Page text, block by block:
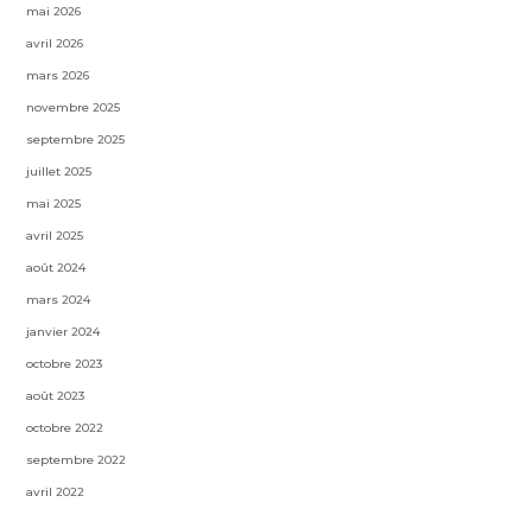
mai 2026
avril 2026
mars 2026
novembre 2025
septembre 2025
juillet 2025
mai 2025
avril 2025
août 2024
mars 2024
janvier 2024
octobre 2023
août 2023
octobre 2022
septembre 2022
avril 2022